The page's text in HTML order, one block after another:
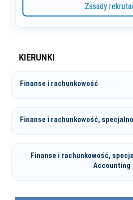
Zasady
KIERUNKI
Finanse i rachunkowość
Finanse i rachunkowość,
Finanse i rachunkowość,
Accounting